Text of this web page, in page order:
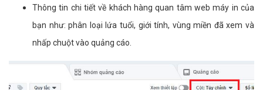
Thông tin chi tiết về khách hàng quan tâm web máy in của
bạn như: phân loại lứa tuổi, giới tính, vùng miền đã xem và
nhấp chuột vào quảng cáo.